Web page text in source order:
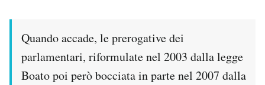
Quando accade, le prerogative dei
parlamentari, riformulate nel 2003 dalla legge
Boato poi però bocciata in parte nel 2007 dalla